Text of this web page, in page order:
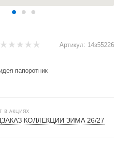
Артикул: 14з55226
папоротник
В АКЦИЯХ
КОЛЛЕКЦИИ ЗИМА 26/27